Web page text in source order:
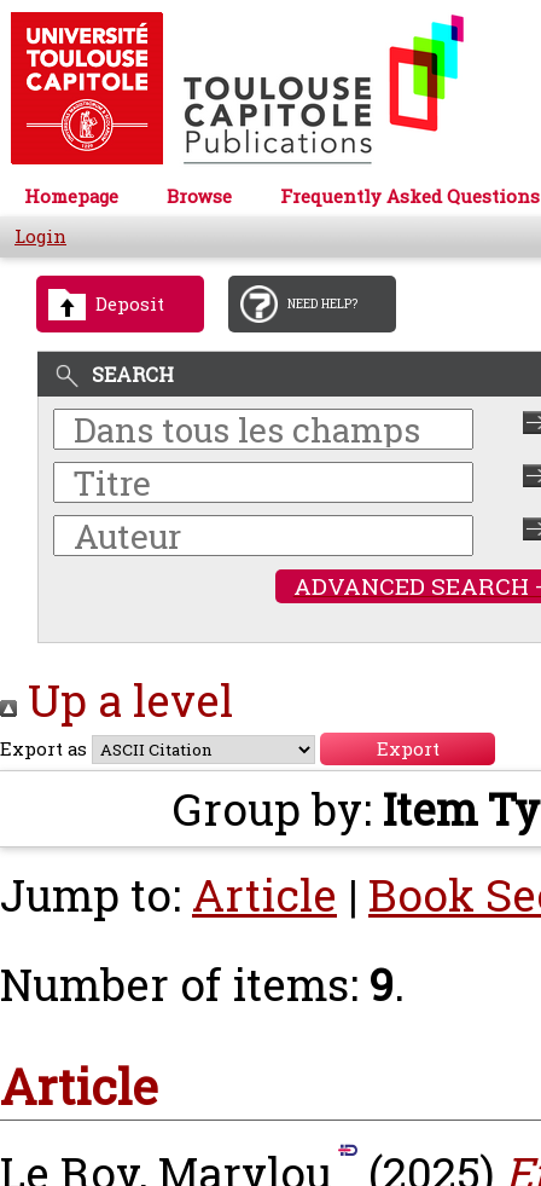
Homepage Browse
Frequently Asked Questions
Login
Deposit NEED HELP?
SEARCH
ADVANCED SEARCH
Up a level
Export as
Group by: Item
Jump to: Article | Book
Number of items: 9.
Article
Le Roy, Marylou (2025)